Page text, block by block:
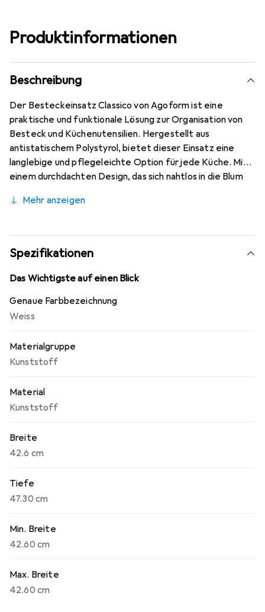
Produktinformationen
Beschreibung
Der Besteckeinsatz Classico von Agoform ist eine
praktische und funktionale Lösung zur Organisation von
Besteck und Küchenutensilien. Hergestellt aus
antistatischem Polystyrol, bietet dieser Einsatz eine
langlebige und pflegeleichte Option für jede Küche. Mit
einem durchdachten Design, das sich nahtlos in die Blum
optimale Raumausnutzung und einen aufgeräumten Look.
gewährleistet nicht nur eine ansprechende Optik,
sondern auch eine einfache Reinigung und Wartung. Der
Besteckeinsatz ist ideal für alle, die Wert auf Ordnung
und Funktionalität in ihrer Küchenausstattung legen.
Mehr anzeigen
Spezifikationen
Das Wichtigste auf einen Blick
Genaue Farbbezeichnung
Weiss
Materialgruppe
Kunststoff
Material
Kunststoff
Breite
42.6 cm
Tiefe
47.30 cm
Min. Breite
42.60 cm
Max. Breite
42.60 cm